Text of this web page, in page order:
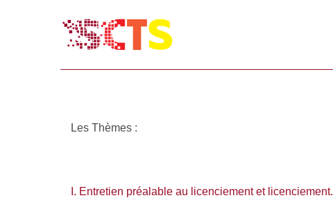
Les Thèmes :
I. Entretien préalable au licenciement et licenciement.